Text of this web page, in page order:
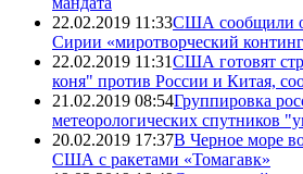
22.02.2019 11:33США сообщили о
Сирии «миротворческий
22.02.2019 11:31США готовят
коня" против России и Китая,
21.02.2019 08:54Группировка
метеорологических спутников
20.02.2019 17:37В Черное море
США с ракетами «Томагавк»